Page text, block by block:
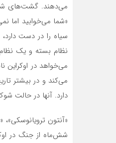
«شما می‌‌خوابید اما
سیاه را در دست
نظام بسته و یک
می‌خواهد در اوکراین
می‌کند و در بیشتر
دارد. آنها در حالت
شش‌ماه از جنگ در